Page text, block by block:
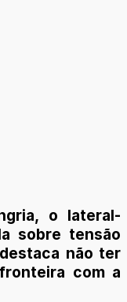
o lateral-
sobre tensão
não ter
com a